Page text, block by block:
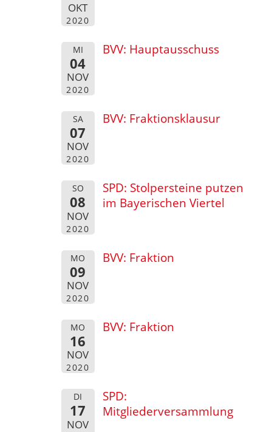
OKT
2020
MI
04
NOV
2020
BVV: Hauptausschuss
SA
07
NOV
2020
BVV: Fraktionsklausur
SO
08
NOV
2020
SPD: Stolpersteine putzen
im Bayerischen Viertel
MO
09
NOV
2020
BVV: Fraktion
MO
16
NOV
2020
BVV: Fraktion
DI
17
NOV
SPD:
Mitgliederversammlung